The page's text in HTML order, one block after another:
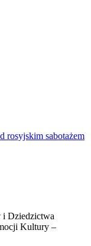
rosyjskim sabotażem
i Dziedzictwa
Kultury –